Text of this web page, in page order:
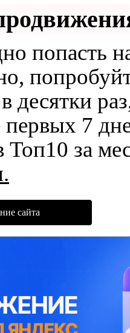
попасть
десятки
первых 7
Топ10 за
сайта